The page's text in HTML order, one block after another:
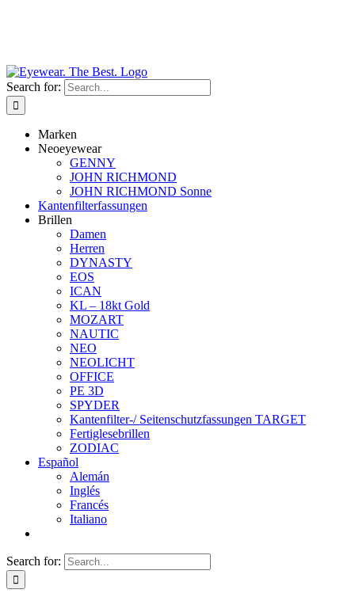
Search for:
Marken
Neoeyewear
GENNY
JOHN RICHMOND
JOHN RICHMOND Sonne
Kantenfilterfassungen
Brillen
Damen
Herren
DYNASTY
EOS
ICAN
KL – 18kt Gold
MOZART
NAUTIC
NEO
NEOLICHT
OFFICE
PE 3D
SPYDER
Kantenfilter-/ Seitenschutzfassungen TARGET
Fertiglesebrillen
ZODIAC
Español
Alemán
Inglés
Francés
Italiano
Search for: